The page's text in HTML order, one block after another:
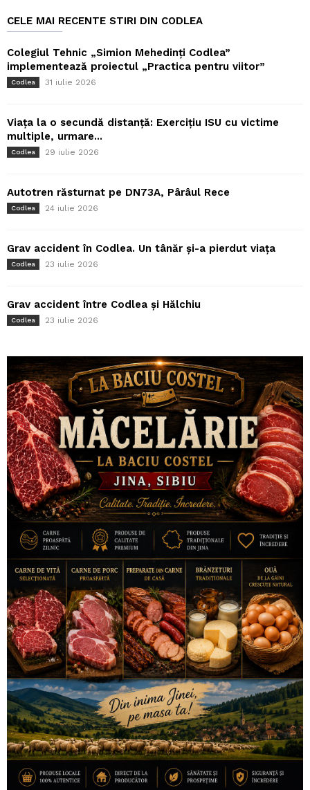
CELE MAI RECENTE STIRI DIN CODLEA
Colegiul Tehnic „Simion Mehedinți Codlea”
implementează proiectul „Practica pentru viitor”
Codlea 31 iulie 2026
Viața la o secundă distanță: Exercițiu ISU cu victime
multiple, urmare...
Codlea 29 iulie 2026
Autotren răsturnat pe DN73A, Pârâul Rece
Codlea 24 iulie 2026
Grav accident în Codlea. Un tânăr și-a pierdut viața
Codlea 23 iulie 2026
Grav accident între Codlea și Hălchiu
Codlea 23 iulie 2026